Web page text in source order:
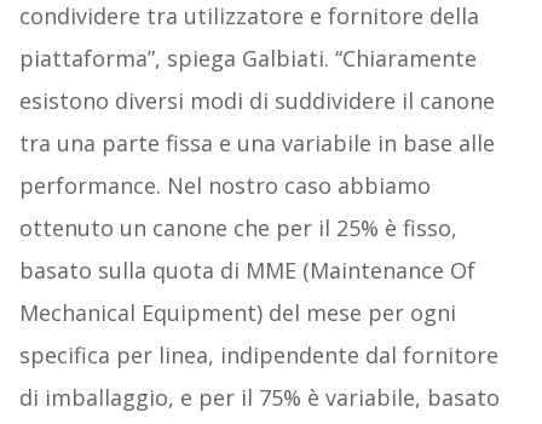
condividere tra utilizzatore e fornitore della
piattaforma”, spiega Galbiati. “Chiaramente
esistono diversi modi di suddividere il canone
tra una parte fissa e una variabile in base alle
performance. Nel nostro caso abbiamo
ottenuto un canone che per il 25% è fisso,
basato sulla quota di MME (Maintenance Of
Mechanical Equipment) del mese per ogni
specifica per linea, indipendente dal fornitore
di imballaggio, e per il 75% è variabile, basato